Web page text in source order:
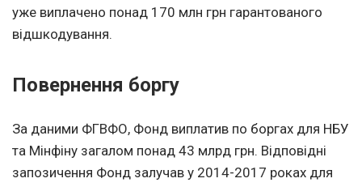
уже виплачено понад 170 млн грн гарантованого
відшкодування.
Повернення боргу
За даними ФГВФО, Фонд виплатив по боргах для НБУ
та Мінфіну загалом понад 43 млрд грн. Відповідні
запозичення Фонд залучав у 2014-2017 роках для